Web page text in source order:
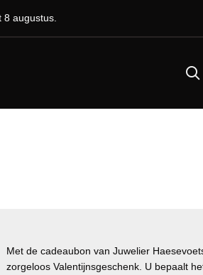
augustus.
Met de cadeaubon van Juwelier
zorgeloos Valentijnsgeschenk. U bepaalt